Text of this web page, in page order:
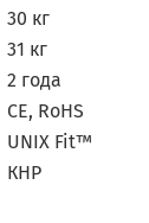
30 кг
31 кг
2 года
СЕ, RoHS
UNIX Fit™
КНР